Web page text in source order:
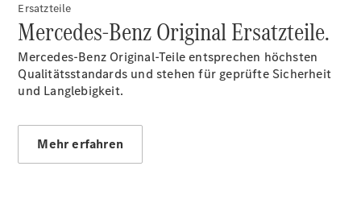
Online-
Ersatzteile
Mercedes-Benz Original Ersatzteile.
Mercedes-Benz Original-Teile entsprechen höchsten
Qualitätsstandards und stehen für geprüfte Sicherheit
und Langlebigkeit.
Mehr erfahren